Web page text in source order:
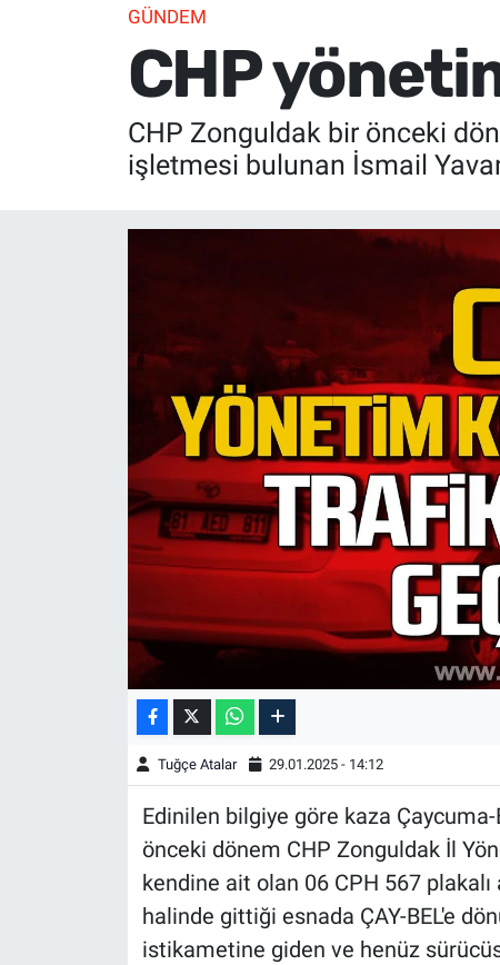
GÜNDEM
CHP
CHP Zonguldak bir önceki
işletmesi bulunan İsmail
Tuğçe Atalar 29.01.2025 - 14:12
Edinilen bilgiye göre kaza
önceki dönem CHP Zonguldak İl
kendine ait olan 06 CPH 567
halinde gittiği esnada ÇAY-BEL'e
istikametine giden ve henüz